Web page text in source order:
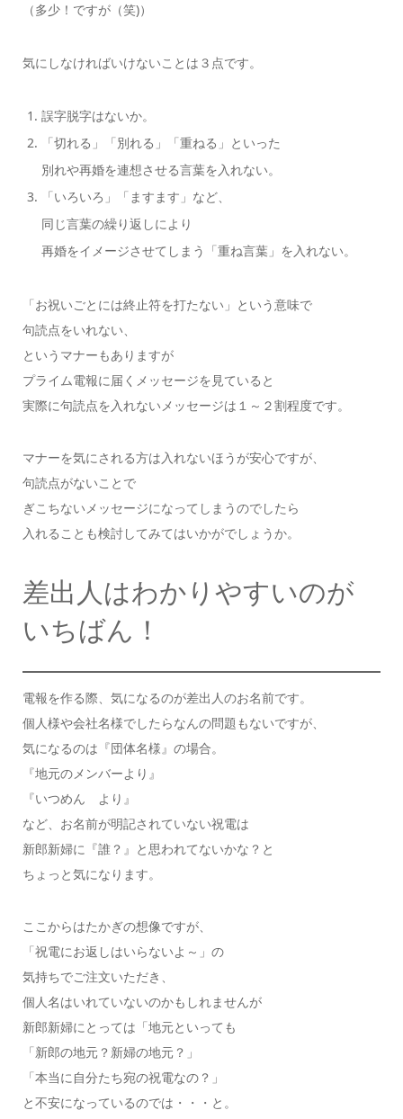
（多少！ですが（笑)）
気にしなければいけないことは３点です。
誤字脱字はないか。
「切れる」「別れる」「重ねる」といった
別れや再婚を連想させる言葉を入れない。
「いろいろ」「ますます」など、
同じ言葉の繰り返しにより
再婚をイメージさせてしまう「重ね言葉」を入れない。
「お祝いごとには終止符を打たない」という意味で
句読点をいれない、
というマナーもありますが
プライム電報に届くメッセージを見ていると
実際に句読点を入れないメッセージは１～２割程度です。
マナーを気にされる方は入れないほうが安心ですが、
句読点がないことで
ぎこちないメッセージになってしまうのでしたら
入れることも検討してみてはいかがでしょうか。
差出人はわかりやすいのが
いちばん！
電報を作る際、気になるのが差出人のお名前です。
個人様や会社名様でしたらなんの問題もないですが、
気になるのは『団体名様』の場合。
『地元のメンバーより』
『いつめん より』
など、お名前が明記されていない祝電は
新郎新婦に『誰？』と思われてないかな？と
ちょっと気になります。
ここからはたかぎの想像ですが、
「祝電にお返しはいらないよ～」の
気持ちでご注文いただき、
個人名はいれていないのかもしれませんが
新郎新婦にとっては「地元といっても
「新郎の地元？新婦の地元？」
「本当に自分たち宛の祝電なの？」
と不安になっているのでは・・・と。